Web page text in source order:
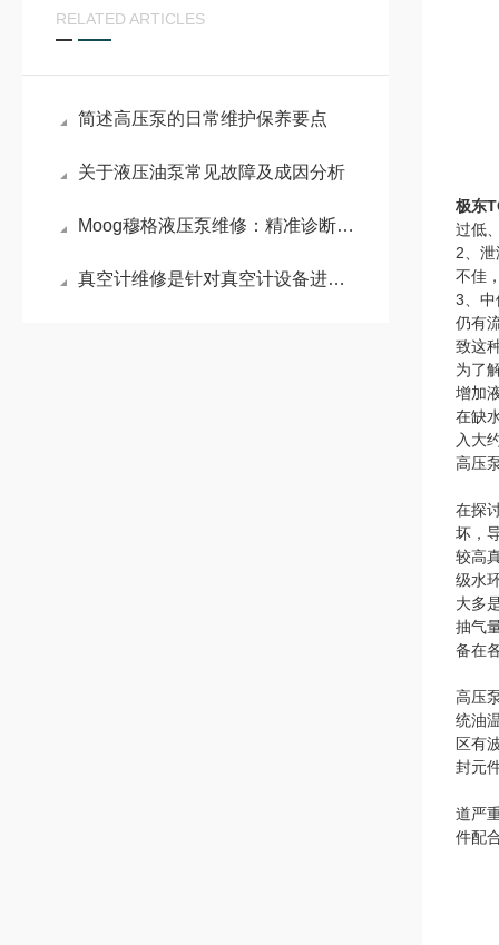
RELATED ARTICLES
简述高压泵的日常维护保养要点
关于液压油泵常见故障及成因分析
Moog穆格液压泵维修：精准诊断与专业修复的艺术
真空计维修是针对真空计设备进行故障排查修复和保养的服务
极东
过低
2、
不佳
3、
仍有
致这
为了
增加
在缺
入大
高压
在探
坏，
较高
级水
大多
抽气
备在
高压
统油
区有
封元
道严
件配